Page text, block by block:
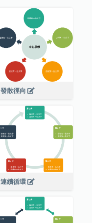
發散徑向
連續循環